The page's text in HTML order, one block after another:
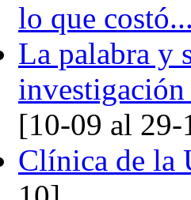
lo que
La palabra y
investigación
[10-09 al 29-
Clínica de la